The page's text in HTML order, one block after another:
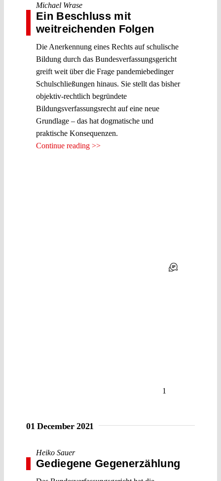
Michael Wrase
Ein Beschluss mit
weitreichenden Folgen
Die Anerkennung eines Rechts auf schulische
Bildung durch das Bundesverfassungsgericht
greift weit über die Frage pandemiebedinger
Schulschließungen hinaus. Sie stellt das bisher
objektiv-rechtlich begründete
Bildungsverfassungsrecht auf eine neue
Grundlage – das hat dogmatische und
praktische Konsequenzen.
Continue reading >>
1
01 December 2021
Heiko Sauer
Gediegene Gegenerzählung